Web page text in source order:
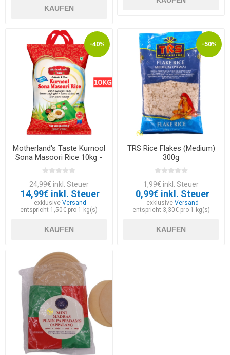
KAUFEN
-40%
Motherland's Taste Kurnool
Sona Masoori Rice 10kg -
EXP 30.06.2026
24,99€ inkl. Steuer
14,99€ inkl. Steuer
exklusiveVersand
entspricht 1,50€ pro 1 kg(s)
KAUFEN
-50%
TRS Rice Flakes (Medium)
300g
1,99€ inkl. Steuer
0,99€ inkl. Steuer
exklusive Versand
entspricht 3,30€ pro 1 kg(s)
KAUFEN